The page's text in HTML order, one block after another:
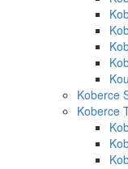
Koberce
Koberce